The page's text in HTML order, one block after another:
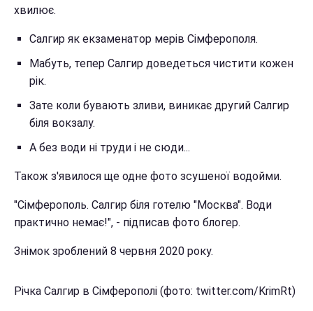
хвилює.
Салгир як екзаменатор мерів Сімферополя.
Мабуть, тепер Салгир доведеться чистити кожен
рік.
Зате коли бувають зливи, виникає другий Салгир
біля вокзалу.
А без води ні труди і не сюди...
Також з'явилося ще одне фото зсушеної водойми.
"Сімферополь. Салгир біля готелю "Москва". Води
практично немає!", - підписав фото блогер.
Знімок зроблений 8 червня 2020 року.
Річка Салгир в Сімферополі (фото: twitter.com/KrimRt)